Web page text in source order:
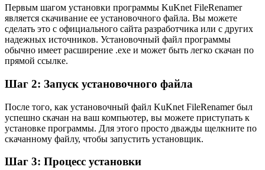
Первым шагом установки программы KuKnet FileRenamer
является скачивание ее установочного файла. Вы можете
сделать это с официального сайта разработчика или с других
надежных источников. Установочный файл программы
обычно имеет расширение .exe и может быть легко скачан по
прямой ссылке.
Шаг 2: Запуск установочного файла
После того, как установочный файл KuKnet FileRenamer был
успешно скачан на ваш компьютер, вы можете приступать к
установке программы. Для этого просто дважды щелкните по
скачанному файлу, чтобы запустить установщик.
Шаг 3: Процесс установки